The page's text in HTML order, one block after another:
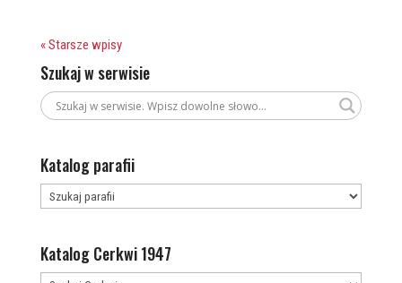
« Starsze wpisy
Szukaj w serwisie
Katalog parafii
Katalog Cerkwi 1947